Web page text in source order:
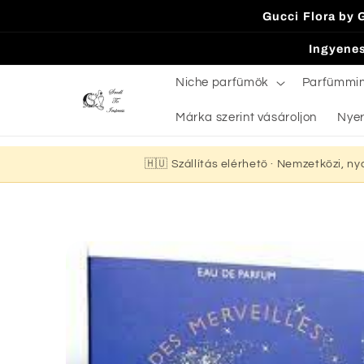
Gucci Flora by
Niche parfümök
Márka szerint vásároljon
🇭🇺 Szállítás elérhető · Nemzetközi,
Kihagyás, és
ugrás a